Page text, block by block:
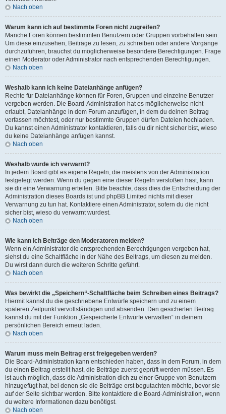
Nach oben
Warum kann ich auf bestimmte Foren nicht zugreifen?
Manche Foren können bestimmten Benutzern oder Gruppen vorbehalten sein.
Um diese einzusehen, Beiträge zu lesen, zu schreiben oder andere Vorgänge
durchzuführen, brauchst du möglicherweise besondere Berechtigungen. Frage
einen Moderator oder Administrator nach entsprechenden Berechtigungen.
Nach oben
Weshalb kann ich keine Dateianhänge anfügen?
Rechte für Dateianhänge können für Foren, Gruppen und einzelne Benutzer
vergeben werden. Die Board-Administration hat es möglicherweise nicht
erlaubt, Dateianhänge in dem Forum anzufügen, in dem du deinen Beitrag
verfassen möchtest, oder nur bestimmte Gruppen dürfen Dateien hochladen.
Du kannst einen Administrator kontaktieren, falls du dir nicht sicher bist, wieso
du keine Dateianhänge anfügen kannst.
Nach oben
Weshalb wurde ich verwarnt?
In jedem Board gibt es eigene Regeln, die meistens von der Administration
festgelegt werden. Wenn du gegen eine dieser Regeln verstoßen hast, kann
sie dir eine Verwarnung erteilen. Bitte beachte, dass dies die Entscheidung der
Administration dieses Boards ist und phpBB Limited nichts mit dieser
Verwarnung zu tun hat. Kontaktiere einen Administrator, sofern du die nicht
sicher bist, wieso du verwarnt wurdest.
Nach oben
Wie kann ich Beiträge den Moderatoren melden?
Wenn ein Administrator die entsprechenden Berechtigungen vergeben hat,
siehst du eine Schaltfläche in der Nähe des Beitrags, um diesen zu melden.
Du wirst dann durch die weiteren Schritte geführt.
Nach oben
Was bewirkt die „Speichern“-Schaltfläche beim Schreiben eines Beitrags?
Hiermit kannst du die geschriebene Entwürfe speichern und zu einem
späteren Zeitpunkt vervollständigen und absenden. Den gesicherten Beitrag
kannst du mit der Funktion „Gespeicherte Entwürfe verwalten“ in deinem
persönlichen Bereich erneut laden.
Nach oben
Warum muss mein Beitrag erst freigegeben werden?
Die Board-Administration kann entschieden haben, dass in dem Forum, in dem
du einen Beitrag erstellt hast, die Beiträge zuerst geprüft werden müssen. Es
ist auch möglich, dass die Administration dich zu einer Gruppe von Benutzern
hinzugefügt hat, bei denen sie die Beiträge erst begutachten möchte, bevor sie
auf der Seite sichtbar werden. Bitte kontaktiere die Board-Administration, wenn
du weitere Informationen dazu benötigst.
Nach oben